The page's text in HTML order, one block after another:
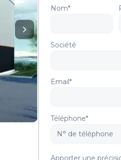
Nom*
Société
Email*
Téléphone*
Apporter une